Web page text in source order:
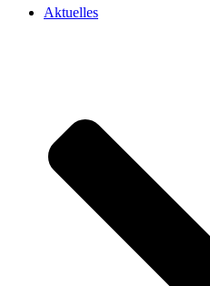
Aktuelles